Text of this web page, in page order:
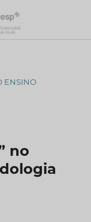
ENSINO
no